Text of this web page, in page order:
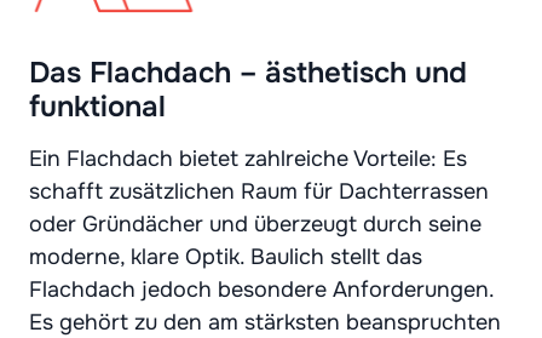
Das Flachdach – ästhetisch und
funktional
Ein Flachdach bietet zahlreiche Vorteile: Es
schafft zusätzlichen Raum für Dachterrassen
oder Gründächer und überzeugt durch seine
moderne, klare Optik. Baulich stellt das
Flachdach jedoch besondere Anforderungen.
Es gehört zu den am stärksten beanspruchten